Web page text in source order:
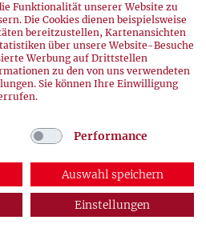
Blutspendedienste
DatenschutzKONTAKT
Funktionalität unserer Website zu
Die Cookies dienen beispielsweise
bereitzustellen, Kartenansichten
über unsere Website-Besuche
Werbung auf Drittstellen
zu den von uns verwendeten
Sie können Ihre Einwilligung
Performance
Auswahl speichern
Einstellungen